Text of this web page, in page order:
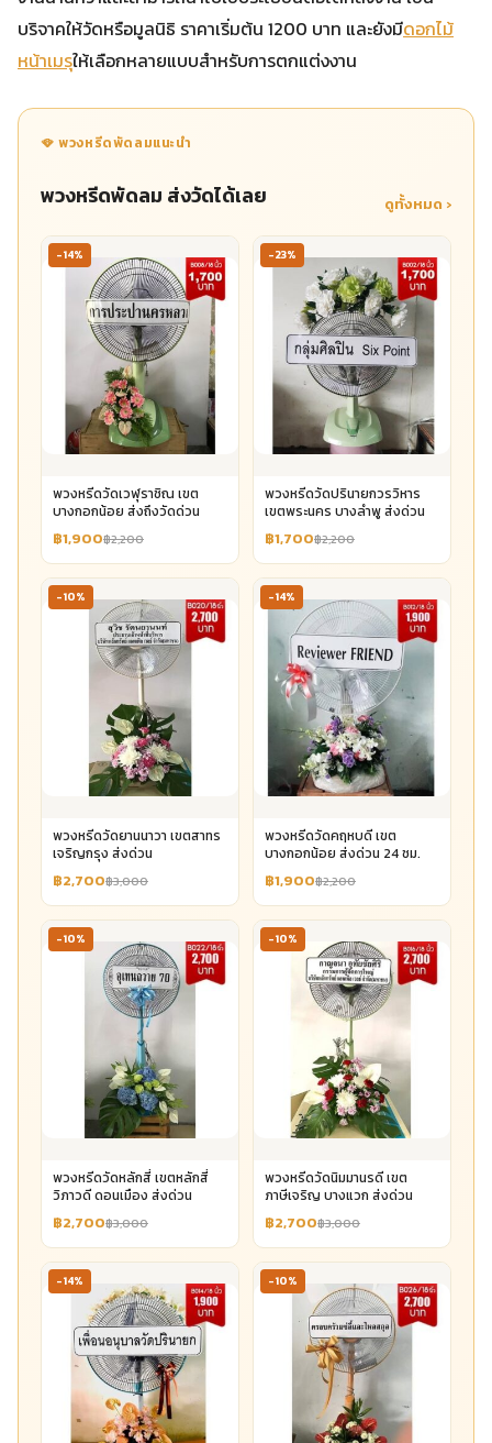
บริจาคให้วัดหรือมูลนิธิ ราคาเริ่มต้น 1200 บาท และยังมีดอกไม้
หน้าเมรุให้เลือกหลายแบบสำหรับการตกแต่งงาน
🪭 พวงหรีดพัดลมแนะนำ
พวงหรีดพัดลม ส่งวัดได้เลย ดูทั้งหมด ›
-14%
พวงหรีดวัดเวฬุราชิณ เขต
บางกอกน้อย ส่งถึงวัดด่วน
฿1,900฿2,200
-23%
พวงหรีดวัดปรินายกวรวิหาร
เขตพระนคร บางลำพู ส่งด่วน
฿1,700฿2,200
-10%
พวงหรีดวัดยานนาวา เขตสาทร
เจริญกรุง ส่งด่วน
฿2,700฿3,000
-14%
พวงหรีดวัดคฤหบดี เขต
บางกอกน้อย ส่งด่วน 24 ชม.
฿1,900฿2,200
-10%
พวงหรีดวัดหลักสี่ เขตหลักสี่
วิภาวดี ดอนเมือง ส่งด่วน
฿2,700฿3,000
-10%
พวงหรีดวัดนิมมานรดี เขต
ภาษีเจริญ บางแวก ส่งด่วน
฿2,700฿3,000
-14% -10%